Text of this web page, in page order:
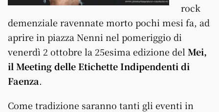
rock
demenziale ravennate morto pochi mesi fa, ad
aprire in piazza Nenni nel pomeriggio di
venerdì 2 ottobre la 25esima edizione del Mei,
il Meeting delle Etichette Indipendenti di
Faenza.
Come tradizione saranno tanti gli eventi in